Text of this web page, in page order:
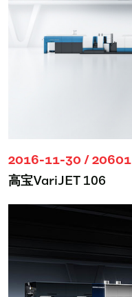
2016-11-30 / 20601
高宝VariJET 106